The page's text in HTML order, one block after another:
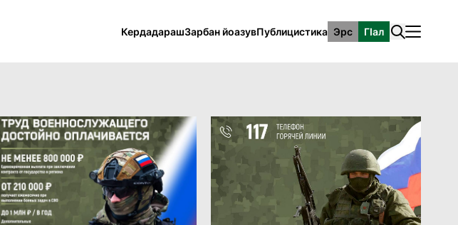
КердадарашЗарбан йоазувПублицистика Эрс ГӀал